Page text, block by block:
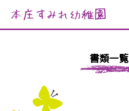
書類一覧